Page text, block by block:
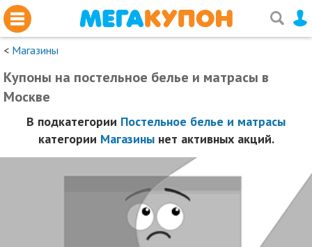
< Магазины
Купоны на постельное белье и матрасы в
Москве
В подкатегории Постельное белье и матрасы
категории Магазинынет активных акций.